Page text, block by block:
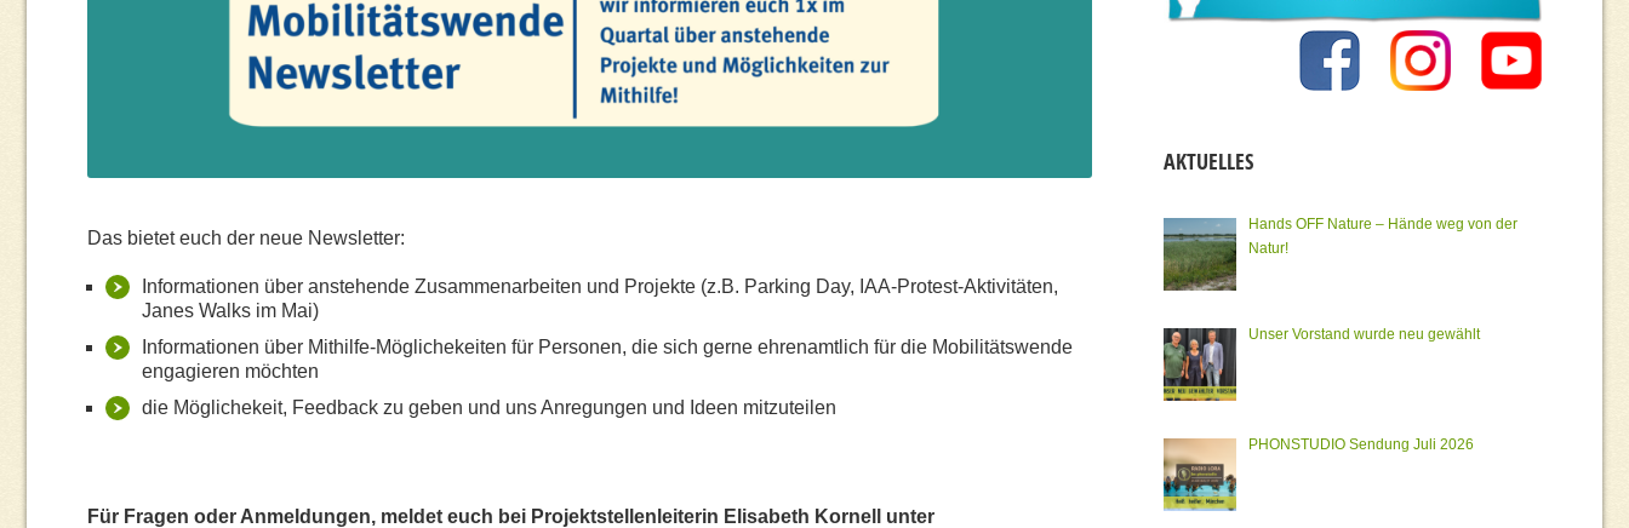
Das bietet euch der neue Newsletter:⁠
Informationen über anstehende Zusammenarbeiten und Projekte (z.B. Parking Day, IAA-Protest-Aktivitäten,
Janes Walks im Mai)⁠
Informationen über Mithilfe-Möglichekeiten für Personen, die sich gerne ehrenamtlich für die Mobilitätswende
engagieren möchten⁠
die Möglichekeit, Feedback zu geben und uns Anregungen und Ideen mitzuteilen⁠
Für Fragen oder Anmeldungen, meldet euch bei Projektstellenleiterin Elisabeth Kornell unter
AKTUELLES
Hands OFF Nature – Hände weg von der
Natur!
Unser Vorstand wurde neu gewählt
PHONSTUDIO Sendung Juli 2026